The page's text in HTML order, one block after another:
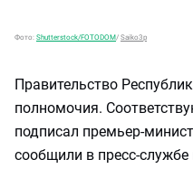
Фото: Shutterstock/FOTODOM/ Saiko3p
Правительство
полномочия.
подписал премьер-
сообщили в пресс-службе